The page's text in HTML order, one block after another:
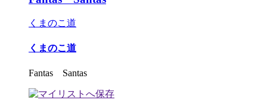
くまのこ道
くまのこ道
Fantas Santas